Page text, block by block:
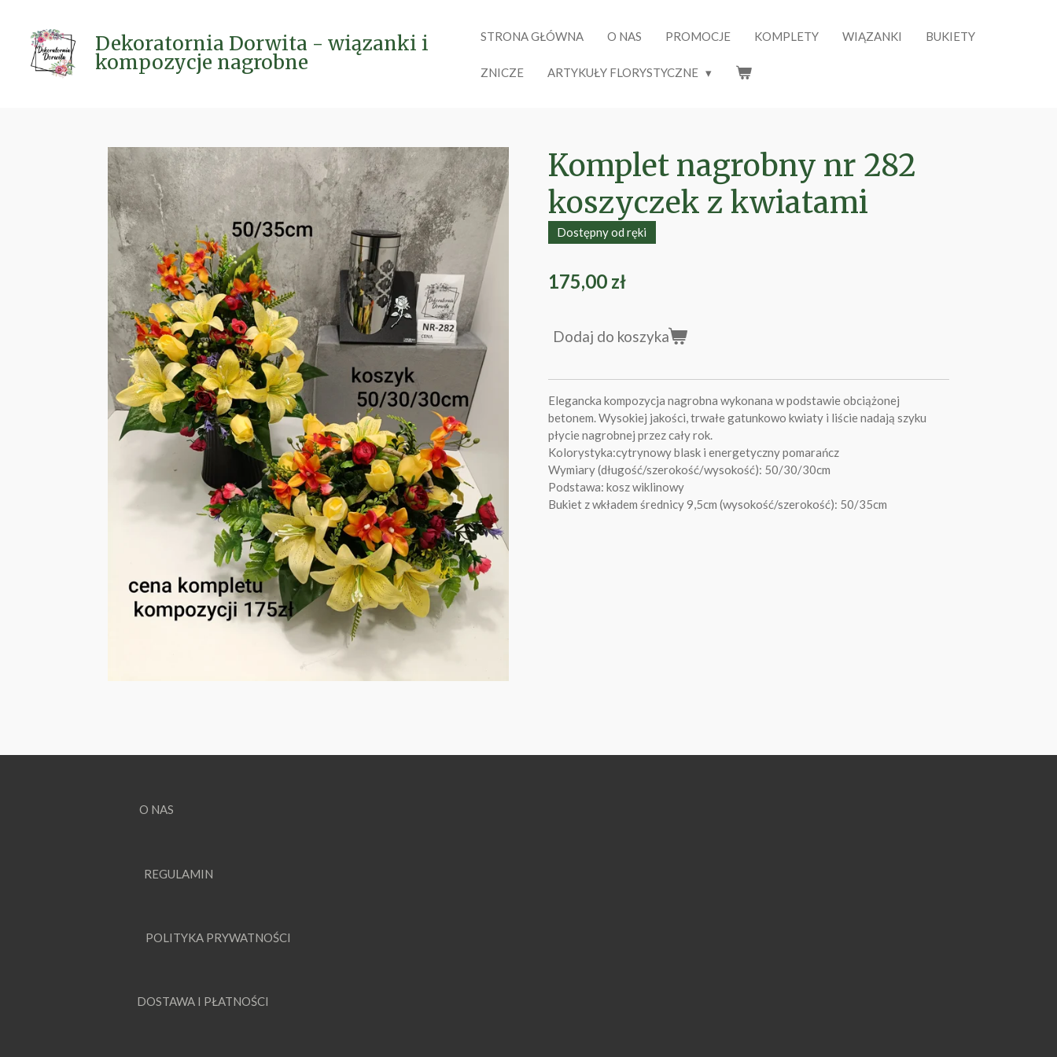
głównej
treści
Dekoratornia Dorwita - wiązanki i
kompozycje nagrobne
STRONA GŁÓWNA O NAS PROMOCJE KOMPLETY WIĄZANKI BUKIETY
ZNICZE ARTYKUŁY FLORYSTYCZNE
Komplet nagrobny nr 282
koszyczek z kwiatami
Dostępny od ręki
175,00 zł
Dodaj do koszyka
Elegancka kompozycja nagrobna wykonana w podstawie obciążonej
betonem. Wysokiej jakości, trwałe gatunkowo kwiaty i liście nadają szyku
płycie nagrobnej przez cały rok.
Kolorystyka:cytrynowy blask i energetyczny pomarańcz
Wymiary (długość/szerokość/wysokość): 50/30/30cm
Podstawa: kosz wiklinowy
Bukiet z wkładem średnicy 9,5cm (wysokość/szerokość): 50/35cm
O NAS
REGULAMIN
POLITYKA PRYWATNOŚCI
DOSTAWA I PŁATNOŚCI